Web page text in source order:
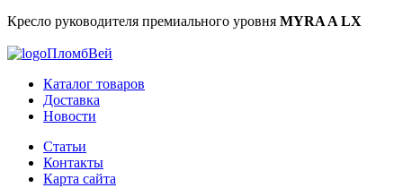
Кресло руководителя премиального уровня MYRA A LX
ПломбВей
Каталог товаров
Доставка
Новости
Статьи
Контакты
Карта сайта